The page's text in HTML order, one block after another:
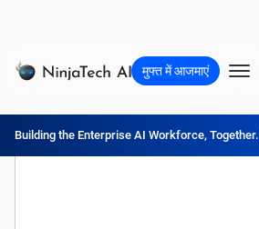
Building the Enterprise AI Workforce, Together.
मुफ्त में आजमाएं